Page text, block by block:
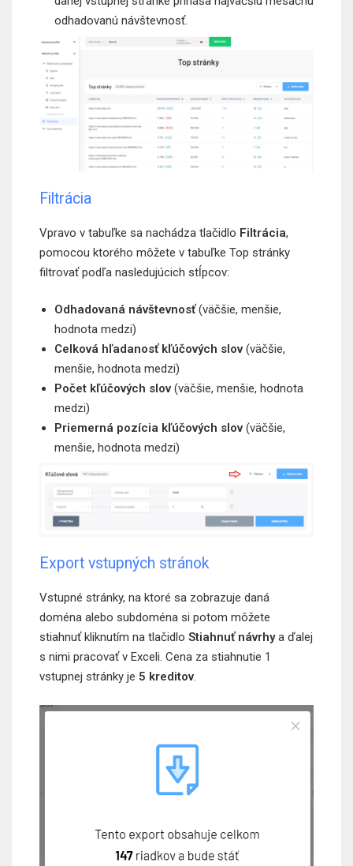
odhadovanú návštevnosť.
Filtrácia
Vpravo v tabuľke sa nachádza tlačidlo Filtrácia,
pomocou ktorého môžete v tabuľke Top stránky
filtrovať podľa nasledujúcich stĺpcov:
Odhadovaná návštevnosť(väčšie, menšie,
hodnota medzi)
Celková hľadanosť kľúčových slov(väčšie,
menšie, hodnota medzi)
Počet kľúčových slov(väčšie, menšie, hodnota
medzi)
Priemerná pozícia kľúčových slov(väčšie,
menšie, hodnota medzi)
Export vstupných stránok
Vstupné stránky, na ktoré sa zobrazuje daná
doména alebo subdoména si potom môžete
stiahnuť kliknutím na tlačidlo Stiahnuť návrhya ďalej
s nimi pracovať v Exceli. Cena za stiahnutie 1
vstupnej stránky je 5 kreditov.